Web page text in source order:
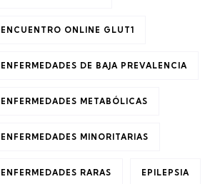
ENCUENTRO ONLINE GLUT1
ENFERMEDADES DE BAJA PREVALENCIA
ENFERMEDADES METABÓLICAS
ENFERMEDADES MINORITARIAS
ENFERMEDADES RARAS EPILEPSIA